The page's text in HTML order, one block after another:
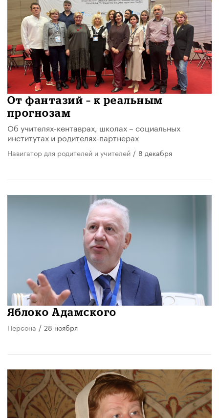
От фантазий – к реальным
прогнозам
Об учителях-кентаврах, школах – социальных
институтах и родителях-партнерах
Навигатор для родителей и учителей / 8 декабря
Яблоко Адамского
Персона / 28 ноября